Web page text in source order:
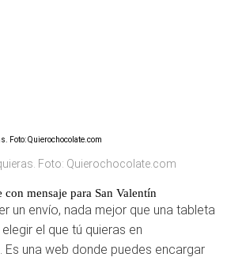
Foto: Quierochocolate.com
mensaje para San Valentín
un envío, nada mejor que una tableta
el que tú quieras en
una web donde puedes encargar